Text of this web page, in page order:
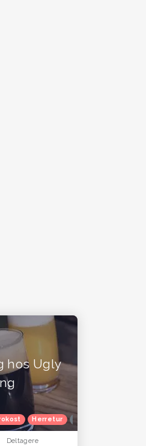
ham og far - oplevelser og gavekort
hos Ugly
Herretur
Deltagere